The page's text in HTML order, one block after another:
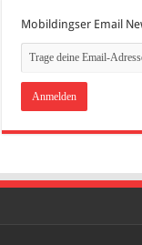
Mobildingser Email